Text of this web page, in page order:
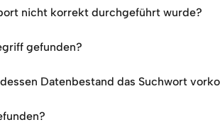
nicht korrekt durchgeführt wurde?
gefunden?
Datenbestand das Suchwort